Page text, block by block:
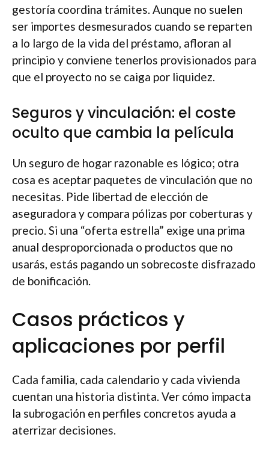
gestoría coordina trámites. Aunque no suelen
ser importes desmesurados cuando se reparten
a lo largo de la vida del préstamo, afloran al
principio y conviene tenerlos provisionados para
que el proyecto no se caiga por liquidez.
Seguros y vinculación: el coste
oculto que cambia la película
Un seguro de hogar razonable es lógico; otra
cosa es aceptar paquetes de vinculación que no
necesitas. Pide libertad de elección de
aseguradora y compara pólizas por coberturas y
precio. Si una “oferta estrella” exige una prima
anual desproporcionada o productos que no
usarás, estás pagando un sobrecoste disfrazado
de bonificación.
Casos prácticos y
aplicaciones por perfil
Cada familia, cada calendario y cada vivienda
cuentan una historia distinta. Ver cómo impacta
la subrogación en perfiles concretos ayuda a
aterrizar decisiones.